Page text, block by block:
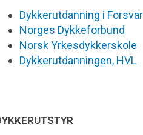
Dykkerutdanning i
Norges Dykkeforbund
Norsk Yrkesdykkerskole
Dykkerutdanningen, HVL